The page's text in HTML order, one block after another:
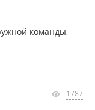
команды,
1787